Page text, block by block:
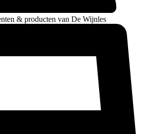
& producten van De Wijnles